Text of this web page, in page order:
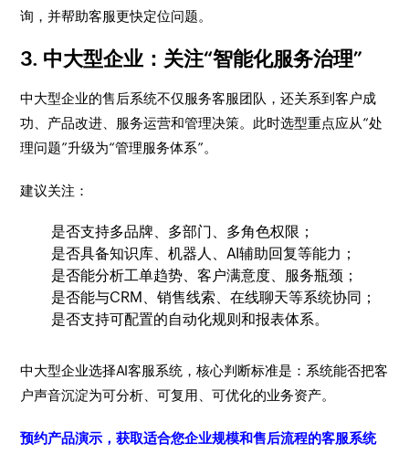
询，并帮助客服更快定位问题。
3. 中大型企业：关注“智能化服务治理”
中大型企业的售后系统不仅服务客服团队，还关系到客户成
功、产品改进、服务运营和管理决策。此时选型重点应从“处
理问题”升级为“管理服务体系”。
建议关注：
是否支持多品牌、多部门、多角色权限；
是否具备知识库、机器人、AI辅助回复等能力；
是否能分析工单趋势、客户满意度、服务瓶颈；
是否能与CRM、销售线索、在线聊天等系统协同；
是否支持可配置的自动化规则和报表体系。
中大型企业选择AI客服系统，核心判断标准是：系统能否把客
户声音沉淀为可分析、可复用、可优化的业务资产。
预约产品演示，获取适合您企业规模和售后流程的客服系统